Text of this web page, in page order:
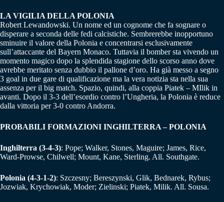
LA VIGILIA DELLA POLONIA
Robert Lewandowski. Un nome ed un cognome che fa sognare o
disperare a seconda delle fedi calcistiche. Sembrerebbe inopportuno
sminuire il valore della Polonia e concentrarsi esclusivamente
sull’attaccante del Bayern Monaco. Tuttavia il bomber sta vivendo un
momento magico dopo la splendida stagione dello scorso anno dove
avrebbe meritato senza dubbio il pallone d’oro. Ha già messo a segno
3 goal in due gare di qualificazione ma la vera notizia sta nella sua
assenza per il big match. Spazio, quindi, alla coppia Piatek – MIlik in
avanti. Dopo il 3-3 dell’esordio contro l’Ungheria, la Polonia è reduce
dalla vittoria per 3-0 contro Andorra.
PROBABILI FORMAZIONI INGHILTERRA – POLONIA
Inghilterra (3-4-3): Pope; Walker, Stones, Maguire; James, Rice,
Ward-Prowse, Chilwell; Mount, Kane, Sterling. All. Southgate.
Polonia (4-3-1-2): Szczesny; Bereszynski, Glik, Bednarek, Rybus;
Jozwiak, Krychowiak, Moder; Zielinski; Piatek, Milik. All. Sousa.